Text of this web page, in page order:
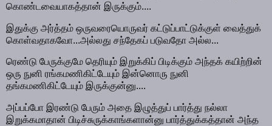
கொண்டவையாகத்தான் இருக்கும்....
இதுக்கு அர்த்தம் ஒருவரையொருவர் கட்டுப்பாட்டுக்குள் வைத்துக்
கொள்வதாகவோ...அல்லது சந்தேகப் படுவதோ அல்ல...
ரெண்டு பேருக்குமே தெரியும் இறுக்கிப் பிடிக்கும் அந்தக் கயிற்றின்
ஒரு நுனி ரங்கமணிகிட்டேயும் இன்னொரு நுனி
தங்கமணிகிட்டேயும் இருக்குன்னு....
அப்பப்போ இரண்டு பேரும் அதை இழுத்துப் பார்த்து நல்லா
இறுக்கமாதான் பிடிச்சுருக்காங்களான்னு பார்த்துக்கத்தான் அந்த